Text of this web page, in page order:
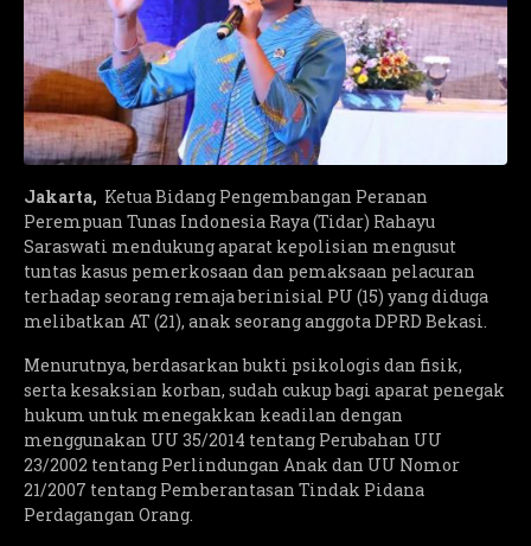
Jakarta, Ketua Bidang Pengembangan Peranan
Perempuan Tunas Indonesia Raya (Tidar) Rahayu
Saraswati mendukung aparat kepolisian mengusut
tuntas kasus pemerkosaan dan pemaksaan pelacuran
terhadap seorang remaja berinisial PU (15) yang diduga
melibatkan AT (21), anak seorang anggota DPRD Bekasi.
Menurutnya, berdasarkan bukti psikologis dan fisik,
serta kesaksian korban, sudah cukup bagi aparat penegak
hukum untuk menegakkan keadilan dengan
menggunakan UU 35/2014 tentang Perubahan UU
23/2002 tentang Perlindungan Anak dan UU Nomor
21/2007 tentang Pemberantasan Tindak Pidana
Perdagangan Orang.